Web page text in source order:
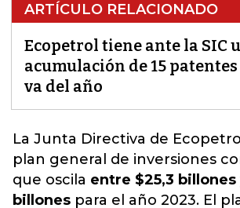
ARTÍCULO RELACIONADO
Ecopetrol tiene ante la SIC
acumulación de 15
va del año
La Junta Directiva de
plan general de inversiones
que oscila entre $25,3 billones
billones para el año 2023. El